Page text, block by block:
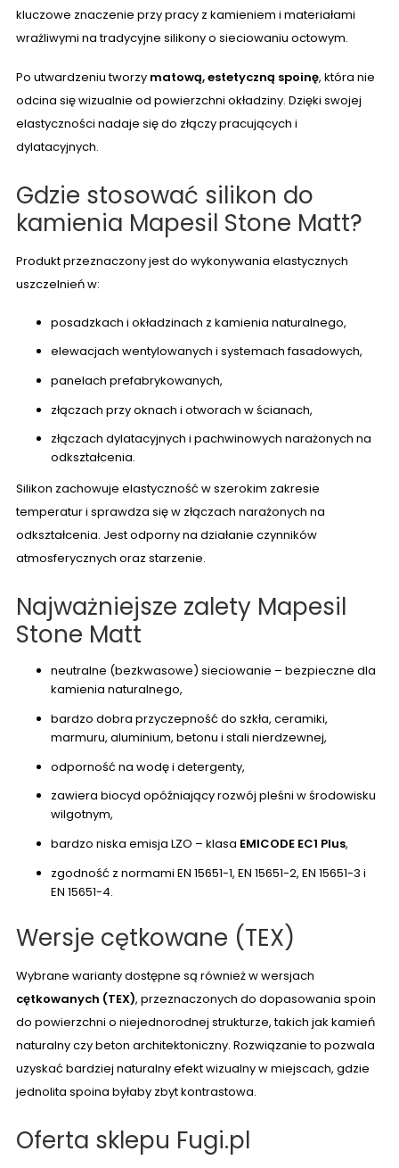
kluczowe znaczenie przy pracy z kamieniem i materiałami
wrażliwymi na tradycyjne silikony o sieciowaniu octowym.
Po utwardzeniu tworzy matową, estetyczną spoinę, która nie
odcina się wizualnie od powierzchni okładziny. Dzięki swojej
elastyczności nadaje się do złączy pracujących i
dylatacyjnych.
Gdzie stosować silikon do
kamienia Mapesil Stone Matt?
Produkt przeznaczony jest do wykonywania elastycznych
uszczelnień w:
posadzkach i okładzinach z kamienia naturalnego,
elewacjach wentylowanych i systemach fasadowych,
panelach prefabrykowanych,
złączach przy oknach i otworach w ścianach,
złączach dylatacyjnych i pachwinowych narażonych na
odkształcenia.
Silikon zachowuje elastyczność w szerokim zakresie
temperatur i sprawdza się w złączach narażonych na
odkształcenia. Jest odporny na działanie czynników
atmosferycznych oraz starzenie.
Najważniejsze zalety Mapesil
Stone Matt
neutralne (bezkwasowe) sieciowanie – bezpieczne dla
kamienia naturalnego,
bardzo dobra przyczepność do szkła, ceramiki,
marmuru, aluminium, betonu i stali nierdzewnej,
odporność na wodę i detergenty,
zawiera biocyd opóźniający rozwój pleśni w środowisku
wilgotnym,
bardzo niska emisja LZO – klasa EMICODE EC1 Plus,
zgodność z normami EN 15651-1, EN 15651-2, EN 15651-3 i
EN 15651-4.
Wersje cętkowane (TEX)
Wybrane warianty dostępne są również w wersjach
cętkowanych (TEX), przeznaczonych do dopasowania spoin
do powierzchni o niejednorodnej strukturze, takich jak kamień
naturalny czy beton architektoniczny. Rozwiązanie to pozwala
uzyskać bardziej naturalny efekt wizualny w miejscach, gdzie
jednolita spoina byłaby zbyt kontrastowa.
Oferta sklepu Fugi.pl